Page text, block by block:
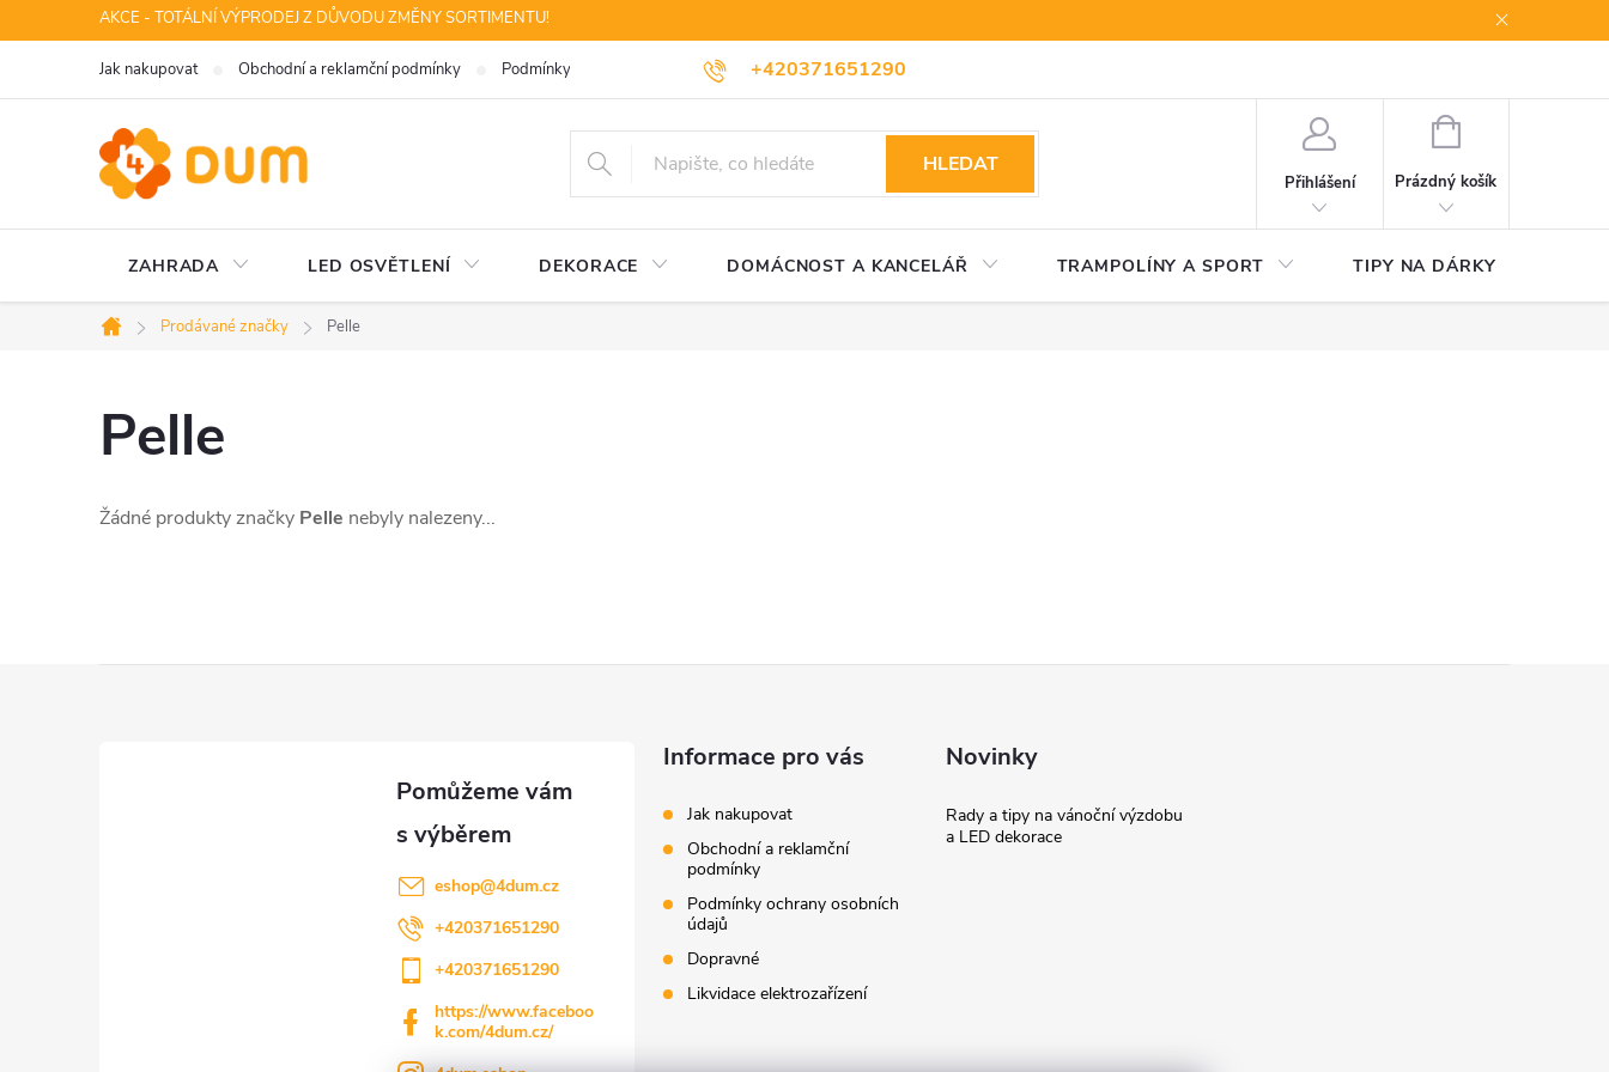
na
AKCE - TOTÁLNÍ VÝPRODEJ Z DŮVODU ZMĚNY SORTIMENTU!
+420371651290
Jak nakupovat Obchodní a reklamční podmínky Podmínky ochrany osobních údajů Dopravné Likvidace elektrozařízení
HLEDAT
Přihlášení
NÁKUPNÍ
Prázdný košík
ZAHRADA LED OSVĚTLENÍ DEKORACE DOMÁCNOST A KANCELÁŘ TRAMPOLÍNY A SPORT TIPY NA DÁRKY
Domů
Prodávané značky Pelle
Pelle
Žádné produkty značky Pelle nebyly nalezeny...
eshop@4dum.cz
+420371651290
+420371651290
https://www.faceboo
k.com/4dum.cz/
Informace pro vás
Jak nakupovat
Obchodní a reklamční
podmínky
Podmínky ochrany osobních
údajů
Dopravné
Likvidace elektrozařízení
Novinky
Rady a tipy na vánoční výzdobu
a LED dekorace